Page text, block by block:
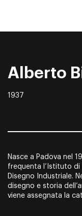
Alberto
1937
Nasce a Padova nel
frequenta l’Istituto
Disegno Industriale.
disegno e storia
viene assegnata la